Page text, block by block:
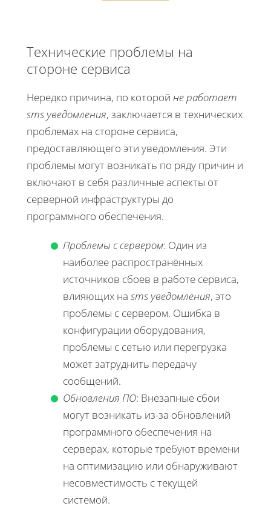
Технические проблемы на
стороне сервиса
Нередко причина, по которой не работает
sms уведомления, заключается в технических
проблемах на стороне сервиса,
предоставляющего эти уведомления. Эти
проблемы могут возникать по ряду причин и
включают в себя различные аспекты от
серверной инфраструктуры до
программного обеспечения.
Проблемы с сервером: Один из
наиболее распространённых
источников сбоев в работе сервиса,
влияющих на sms уведомления, это
проблемы с сервером. Ошибка в
конфигурации оборудования,
проблемы с сетью или перегрузка
может затруднить передачу
сообщений.
Обновления ПО: Внезапные сбои
могут возникать из-за обновлений
программного обеспечения на
серверах, которые требуют времени
на оптимизацию или обнаруживают
несовместимость с текущей
системой.